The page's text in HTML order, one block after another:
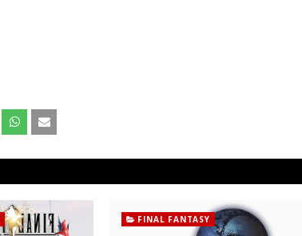
FINAL FANTASY